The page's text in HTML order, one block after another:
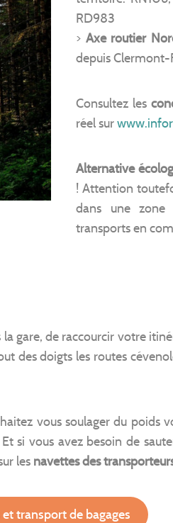
RD983
> Axe routier
depuis Clermont-
Consultez les
réel sur
Alternative
! Attention
dans une zone
transports en
gare, de raccourcir votre
des doigts les routes
vous soulager du poids
si vous avez besoin de
les navettes des
et transport de bagages